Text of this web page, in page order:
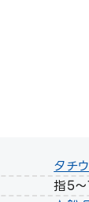
タチ
指5